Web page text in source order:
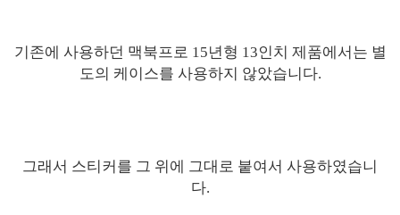
기존에 사용하던 맥북프로 15년형 13인치 제품에서는 별
도의 케이스를 사용하지 않았습니다.
그래서 스티커를 그 위에 그대로 붙여서 사용하였습니
다.